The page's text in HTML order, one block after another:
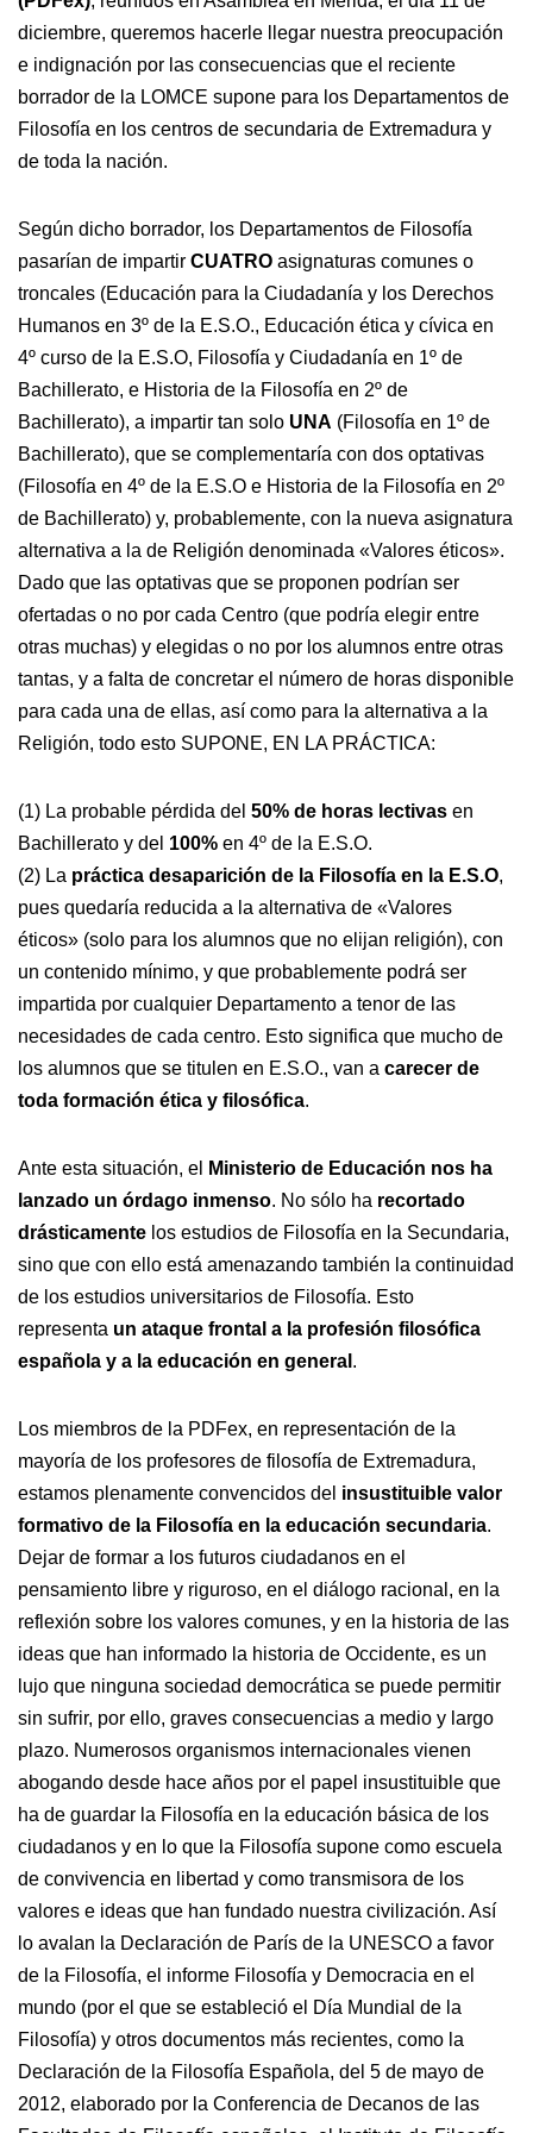
diciembre, queremos hacerle llegar nuestra preocupación
e indignación por las consecuencias que el reciente
borrador de la LOMCE supone para los Departamentos de
Filosofía en los centros de secundaria de Extremadura y
de toda la nación.
Según dicho borrador, los Departamentos de Filosofía
pasarían de impartir CUATRO asignaturas comunes o
troncales (Educación para la Ciudadanía y los Derechos
Humanos en 3º de la E.S.O., Educación ética y cívica en
4º curso de la E.S.O, Filosofía y Ciudadanía en 1º de
Bachillerato, e Historia de la Filosofía en 2º de
Bachillerato), a impartir tan solo UNA (Filosofía en 1º de
Bachillerato), que se complementaría con dos optativas
(Filosofía en 4º de la E.S.O e Historia de la Filosofía en 2º
de Bachillerato) y, probablemente, con la nueva asignatura
alternativa a la de Religión denominada «Valores éticos».
Dado que las optativas que se proponen podrían ser
ofertadas o no por cada Centro (que podría elegir entre
otras muchas) y elegidas o no por los alumnos entre otras
tantas, y a falta de concretar el número de horas disponible
para cada una de ellas, así como para la alternativa a la
Religión, todo esto SUPONE, EN LA PRÁCTICA:
(1) La probable pérdida del 50% de horas lectivas en
Bachillerato y del 100% en 4º de la E.S.O.
(2) La práctica desaparición de la Filosofía en la E.S.O,
pues quedaría reducida a la alternativa de «Valores
éticos» (solo para los alumnos que no elijan religión), con
un contenido mínimo, y que probablemente podrá ser
impartida por cualquier Departamento a tenor de las
necesidades de cada centro. Esto significa que mucho de
los alumnos que se titulen en E.S.O., van a carecer de
toda formación ética y filosófica.
Ante esta situación, el
Ministerio de Educación nos ha
lanzado un órdago inmenso. No sólo ha recortado
drásticamente los estudios de Filosofía en la Secundaria,
sino que con ello está amenazando también la continuidad
de los estudios universitarios de Filosofía. Esto
representa un ataque frontal a la profesión filosófica
española y a la educación en general .
Los miembros de la PDFex, en representación de la
mayoría de los profesores de filosofía de Extremadura,
estamos plenamente convencidos del insustituible valor
formativo de la Filosofía en la educación secundaria.
Dejar de formar a los futuros ciudadanos en el
pensamiento libre y riguroso, en el diálogo racional, en la
reflexión sobre los valores comunes, y en la historia de las
ideas que han informado la historia de Occidente, es un
lujo que ninguna sociedad democrática se puede permitir
sin sufrir, por ello, graves consecuencias a medio y largo
plazo. Numerosos organismos internacionales vienen
abogando desde hace años por el papel insustituible que
ha de guardar la Filosofía en la educación básica de los
ciudadanos y en lo que la Filosofía supone como escuela
de convivencia en libertad y como transmisora de los
valores e ideas que han fundado nuestra civilización. Así
lo avalan la Declaración de París de la UNESCO a favor
de la Filosofía, el informe Filosofía y Democracia en el
mundo (por el que se estableció el Día Mundial de la
Filosofía) y otros documentos más recientes, como la
Declaración de la Filosofía Española, del 5 de mayo de
2012, elaborado por la Conferencia de Decanos de las